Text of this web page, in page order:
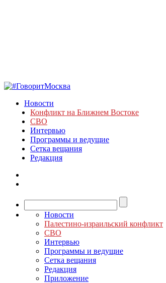
Новости
Конфликт на Ближнем Востоке
СВО
Интервью
Программы и ведущие
Сетка вещания
Редакция
Новости
Палестино-израильский конфликт
СВО
Интервью
Программы и ведущие
Сетка вещания
Редакция
Приложение